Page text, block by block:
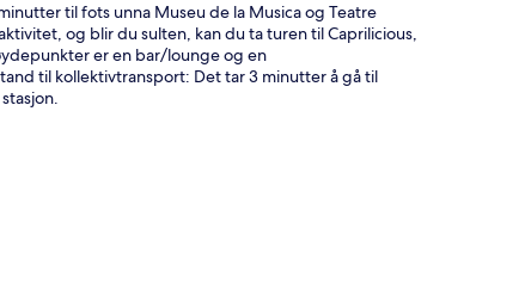
til fots unna Museu de la Musica og Teatre
og blir du sulten, kan du ta turen til Caprilicious,
er en bar/lounge og en
til kollektivtransport: Det tar 3 minutter å gå til